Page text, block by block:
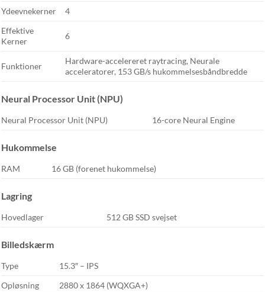
Ydeevnekerner
4
Effektive
Kerner
6
Funktioner
Hardware-accelereret raytracing, Neurale
acceleratorer, 153 GB/s hukommelsesbåndbredde
Neural Processor Unit (NPU)
Neural Processor Unit (NPU) 16-core Neural Engine
Hukommelse
RAM 16 GB (forenet hukommelse)
Lagring
Hovedlager 512 GB SSD svejset
Billedskærm
Type
15.3″ – IPS
Opløsning
2880 x 1864 (WQXGA+)